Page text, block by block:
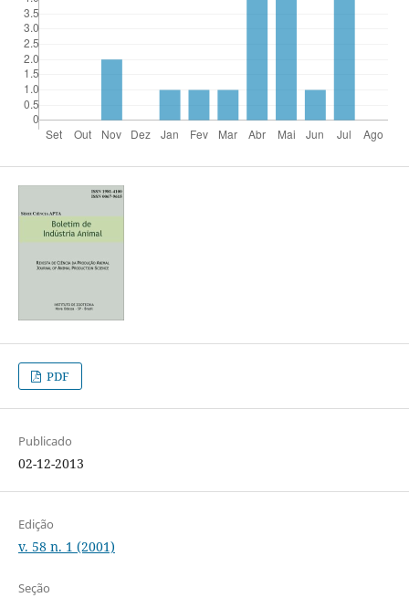
PDF
Publicado
02-12-2013
Edição
v. 58 n. 1 (2001)
Seção